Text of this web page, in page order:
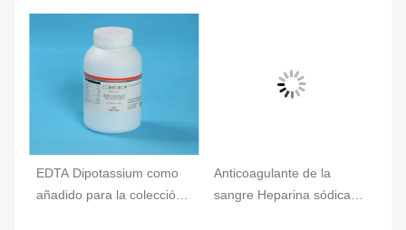
EDTA Dipotassium como
añadido para la colección
Anticoagulante de la
sangre Heparina sódica